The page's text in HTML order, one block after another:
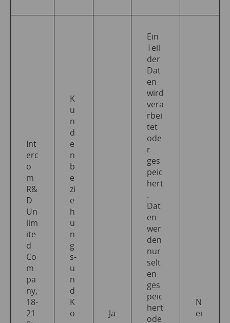
Int
erc
o
m
R&
D
Un
lim
ite
d
Co
m
pa
ny,
18-
21
K
u
n
d
e
n
b
e
zi
e
h
u
n
g
s-
u
n
d
K
o
Ja
Ein
Teil
der
Dat
en
wird
vera
rbei
tet
ode
r
ges
peic
hert
.
Dat
en
wer
den
nur
selt
en
ges
peic
hert
ode
N
ei